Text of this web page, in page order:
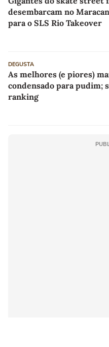
desembarcam no
para o SLS Rio Takeover
DEGUSTA
As melhores (e piores)
condensado para pudim;
ranking